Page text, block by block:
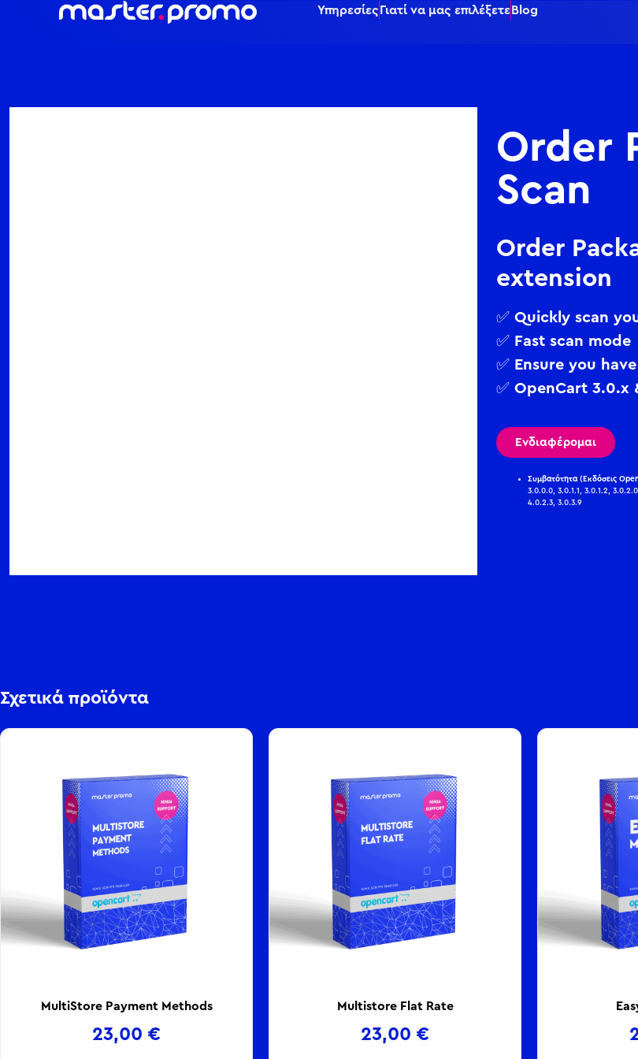
Υπηρεσίες Γιατί να μας επιλέξετε Blog
Order
Scan
Order
extension
✅ Quickly scan
✅ Fast scan mode
✅ Ensure you
✅ OpenCart 3.0.x
Ενδιαφέρομαι
Συμβατότητα (Εκδόσεις
3.0.0.0, 3.0.1.1, 3.0.1.2,
4.0.2.3, 3.0.3.9
Σχετικά προϊόντα
MultiStore Payment Methods
23,00 €
Multistore Flat Rate
23,00 €